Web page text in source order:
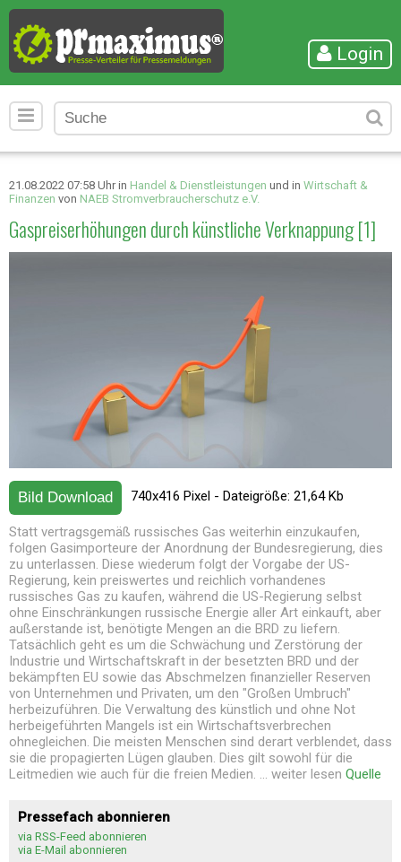
Login
21.08.2022 07:58 Uhr in Handel & Dienstleistungen und in Wirtschaft &
Finanzen von NAEB Stromverbraucherschutz e.V.
Gaspreiserhöhungen durch künstliche Verknappung [1]
Bild Download 740x416 Pixel - Dateigröße: 21,64 Kb
Statt vertragsgemäß russisches Gas weiterhin einzukaufen,
folgen Gasimporteure der Anordnung der Bundesregierung, dies
zu unterlassen. Diese wiederum folgt der Vorgabe der US-
Regierung, kein preiswertes und reichlich vorhandenes
russisches Gas zu kaufen, während die US-Regierung selbst
ohne Einschränkungen russische Energie aller Art einkauft, aber
außerstande ist, benötigte Mengen an die BRD zu liefern.
Tatsächlich geht es um die Schwächung und Zerstörung der
Industrie und Wirtschaftskraft in der besetzten BRD und der
bekämpften EU sowie das Abschmelzen finanzieller Reserven
von Unternehmen und Privaten, um den "Großen Umbruch"
herbeizuführen. Die Verwaltung des künstlich und ohne Not
herbeigeführten Mangels ist ein Wirtschaftsverbrechen
ohnegleichen. Die meisten Menschen sind derart verblendet, dass
sie die propagierten Lügen glauben. Dies gilt sowohl für die
Leitmedien wie auch für die freien Medien. ... weiter lesen Quelle
Pressefach abonnieren
via RSS-Feed abonnieren
via E-Mail abonnieren